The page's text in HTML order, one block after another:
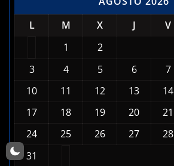
AGOSTO 2026
L
M X J V
1
2
3
4 5 6 7
10
11 12 13 14
17
18 19 20 21
24
25 26 27 28
31